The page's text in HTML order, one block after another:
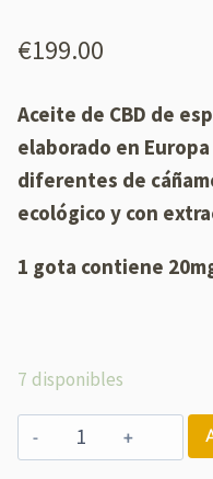
con 4.95
de 5 en
de
clientes
€199.00
Aceite de CBD de
elaborado en
diferentes de
ecológico y con
1 gota contiene
7 disponibles